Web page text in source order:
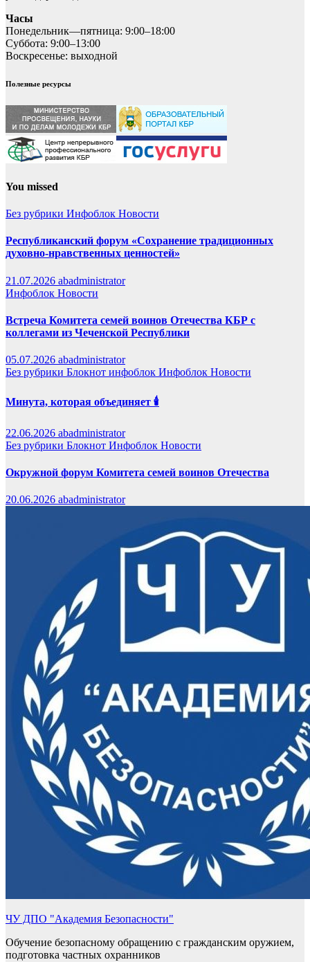
Часы
Понедельник—пятница: 9:00–18:00
Суббота: 9:00–13:00
Воскресенье: выходной
Полезные ресурсы
You missed
Без рубрики Инфоблок Новости
Республиканский форум «Сохранение традиционных
духовно-нравственных ценностей»
21.07.2026 abadministrator
Инфоблок Новости
Встреча Комитета семей воинов Отечества КБР с
коллегами из Чеченской Республики
05.07.2026 abadministrator
Без рубрики Блокнот инфоблок Инфоблок Новости
Минута, которая объединяет 🕯️
22.06.2026 abadministrator
Без рубрики Блокнот Инфоблок Новости
Окружной форум Комитета семей воинов Отечества
20.06.2026 abadministrator
ЧУ ДПО "Академия Безопасности"
Обучение безопасному обращению с гражданским оружием,
подготовка частных охранников